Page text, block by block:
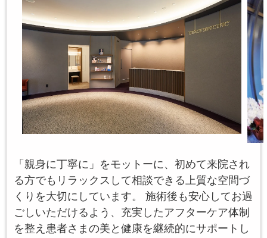
「親身に丁寧に」をモットーに、初めて来院され
る方でもリラックスして相談できる上質な空間づ
くりを大切にしています。 施術後も安心してお過
ごしいただけるよう、充実したアフターケア体制
を整え患者さまの美と健康を継続的にサポートし